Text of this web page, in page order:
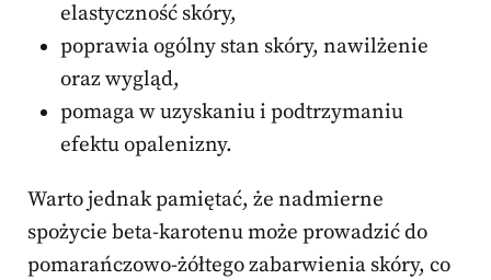
elastyczność skóry,
poprawia ogólny stan skóry, nawilżenie
oraz wygląd,
pomaga w uzyskaniu i podtrzymaniu
efektu opalenizny.
Warto jednak pamiętać, że nadmierne
spożycie beta-karotenu może prowadzić do
pomarańczowo-żółtego zabarwienia skóry, co